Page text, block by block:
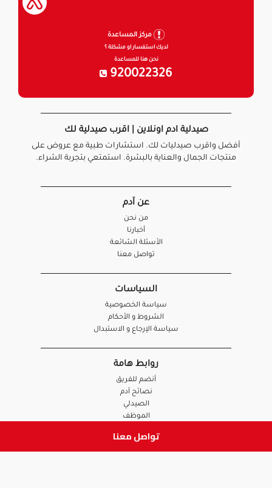
تواصل معنا
مركز المساعدة
لديك استفسار او مشكلة ؟
نحن هنا للمساعدة
920022326
صيدلية ادم اونلاين | اقرب صيدلية لك
أفضل واقرب صيدليات لك. استشارات طبية مع عروض على
منتجات الجمال والعناية بالبشرة. استمتعي بتجربة الشراء.
عن آدم
من نحن
أخبارنا
الأسئلة الشائعة
تواصل معنا
السياسات
سياسة الخصوصية
الشروط و الأحكام
سياسة الإرجاع و الاستبدال
روابط هامة
أنضم للفريق
نصائح آدم
الصيدلي
الموظف